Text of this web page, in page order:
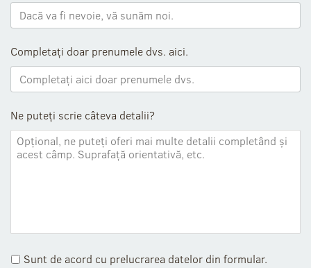
Completați doar prenumele dvs. aici.
Ne puteți scrie câteva detalii?
Sunt de acord cu prelucrarea datelor din formular.